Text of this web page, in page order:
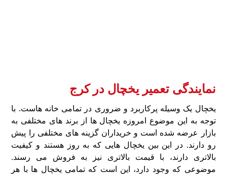
نمایندگی تعمیر یخچال در کرج
یخچال یک وسیله پرکاربرد و ضروری در تمامی خانه هاست. با
توجه به این موضوع امروزه یخچال ها از برند های مختلفی به
بازار عرضه شده است و خریداران گزینه های مختلفی را پیش
رو دارند. در این بین یخچال هایی که به روز هستند و کیفیت
بالاتری دارند، با قیمت بالاتری نیز به فروش می رسند.
موضوعی که وجود دارد، این است که تمامی یخچال ها با هر